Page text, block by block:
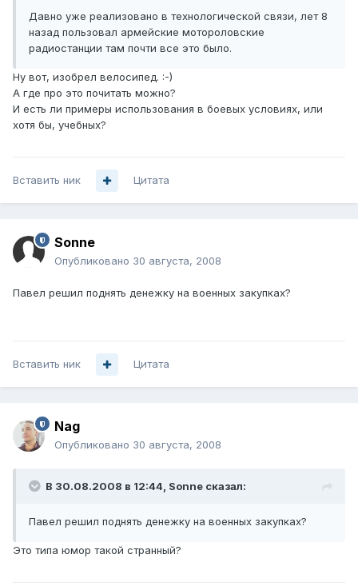
Давно уже реализовано в технологической связи, лет 8
назад пользовал армейские мотороловские
радиостанции там почти все это было.
Ну вот, изобрел велосипед. :-)
А где про это почитать можно?
И есть ли примеры использования в боевых условиях, или
хотя бы, учебных?
Вставить ник Цитата
Sonne
Опубликовано 30 августа, 2008
Павел решил поднять денежку на военных закупках?
Вставить ник Цитата
Nag
Опубликовано 30 августа, 2008
В 30.08.2008 в 12:44, Sonne сказал:
Павел решил поднять денежку на военных закупках?
Это типа юмор такой странный?